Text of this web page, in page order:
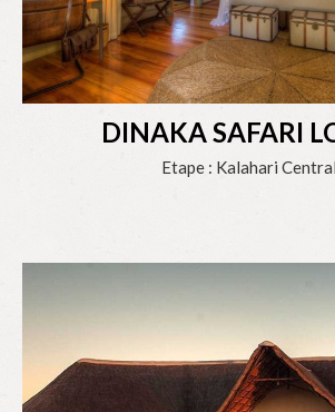
DINAKA SAFARI
Etape : Kalahari Central